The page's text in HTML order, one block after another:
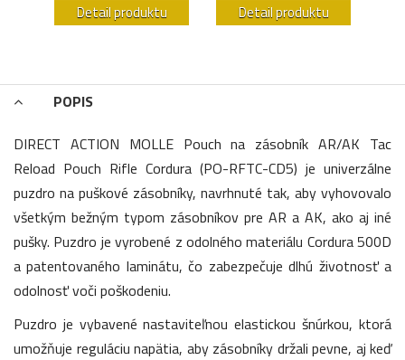
Detail produktu Detail produktu
POPIS
DIRECT ACTION MOLLE Pouch na zásobník AR/AK Tac
Reload Pouch Rifle Cordura (PO-RFTC-CD5) je univerzálne
puzdro na puškové zásobníky, navrhnuté tak, aby vyhovovalo
všetkým bežným typom zásobníkov pre AR a AK, ako aj iné
pušky. Puzdro je vyrobené z odolného materiálu Cordura 500D
a patentovaného laminátu, čo zabezpečuje dlhú životnosť a
odolnosť voči poškodeniu.
Puzdro je vybavené nastaviteľnou elastickou šnúrkou, ktorá
umožňuje reguláciu napätia, aby zásobníky držali pevne, aj keď